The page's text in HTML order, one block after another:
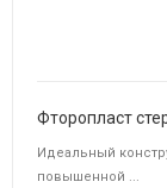
Фторопласт
Идеальный
повышенной ...